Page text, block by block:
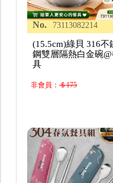
No. 73113082214
(15.5cm)綠貝 316不
鋼雙層隔熱白金碗@
具
非會員：＄175